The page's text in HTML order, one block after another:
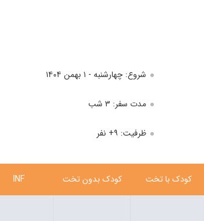
شروع: چهارشنبه - ۱ بهمن ۱۴۰۴
مدت سفر: ۳ شب
ظرفیت: +۹ نفر
کودک با تخت کودک بدون تخت INF